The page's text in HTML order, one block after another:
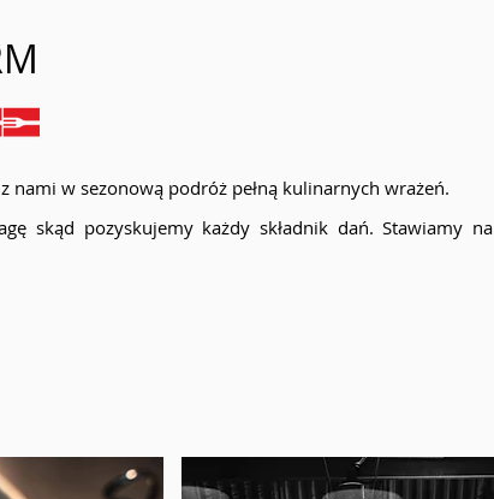
w sezonową podróż pełną kulinarnych wrażeń.
skąd pozyskujemy każdy składnik dań. Stawiamy na